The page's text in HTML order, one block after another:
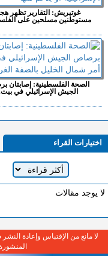
غوتيريش: التقارير تظهر
مستوطنين مسلحين على
الصحة الفلسطينية: إصابتان
الجيش الإسرائيلي في
اختيارات القراء
لا يوجد مقالات
لا مانع من الإقتباس وإعادة